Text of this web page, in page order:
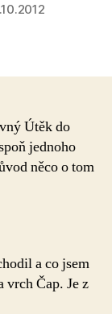
Útěk do
jednoho
něco o tom
a co jsem
vrch Čap. Je z